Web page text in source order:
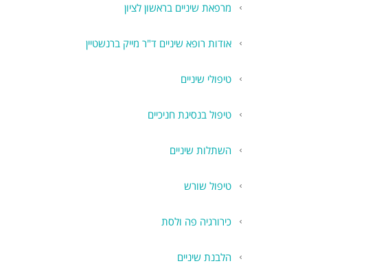
מרפאת שיניים בראשון לציון
אודות רופא שיניים ד"ר מייק ברנשטיין
טיפולי שיניים
טיפול בנסיגת חניכיים
השתלות שיניים
טיפול שורש
כירורגיה פה ולסת
הלבנת שיניים